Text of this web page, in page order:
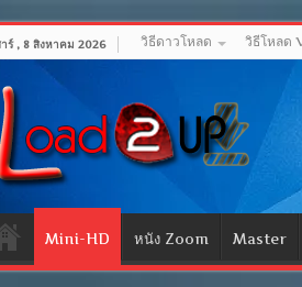
าร์ , 8 สิงหาคม 2026 วิธีดาวโหลด วิธีโหลด
Mini-HD หนัง Zoom Master